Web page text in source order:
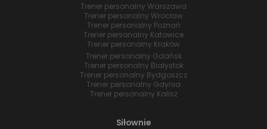
Trener personalny Warszawa
Trener personalny Wrocław
Trener personalny Poznań
Trener personalny Katowice
Trener personalny Kraków
Trener personalny Gdańsk
Trener personalny Białystok
Trener personalny Bydgoszcz
Trener personalny Gdynia
Trener personalny Kalisz
Siłownie